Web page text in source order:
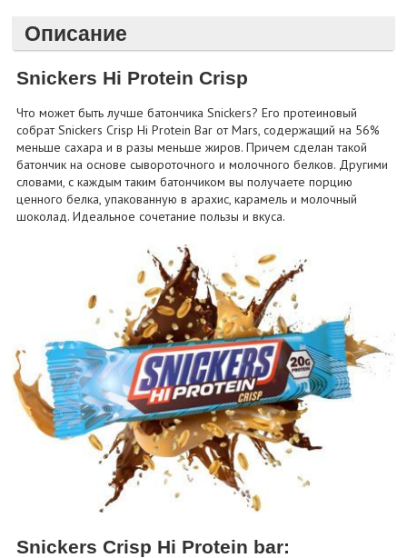
Описание
Snickers Hi Protein Crisp
Что может быть лучше батончика Snickers? Его протеиновый
собрат Snickers Crisp Hi Protein Bar от Mars, содержащий на 56%
меньше сахара и в разы меньше жиров. Причем сделан такой
батончик на основе сывороточного и молочного белков. Другими
словами, с каждым таким батончиком вы получаете порцию
ценного белка, упакованную в арахис, карамель и молочный
шоколад. Идеальное сочетание пользы и вкуса.
Snickers Crisp Hi Protein bar: